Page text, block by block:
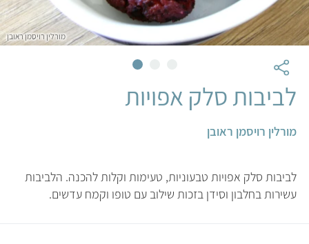
מורלין רויסמן ראובן
לביבות סלק אפויות
מורלין רויסמן ראובן
לביבות סלק אפויות טבעוניות, טעימות וקלות להכנה. הלביבות
עשירות בחלבון וסידן בזכות שילוב עם טופו וקמח עדשים.